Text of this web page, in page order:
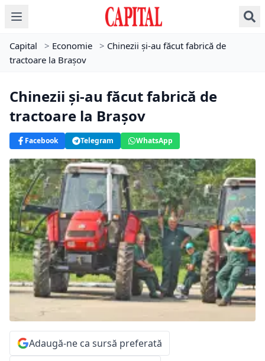
Capital > Economie > Chinezii şi-au făcut fabrică de
tractoare la Braşov
Chinezii şi-au făcut fabrică de
tractoare la Braşov
Facebook Telegram WhatsApp
Adaugă-ne ca sursă preferată